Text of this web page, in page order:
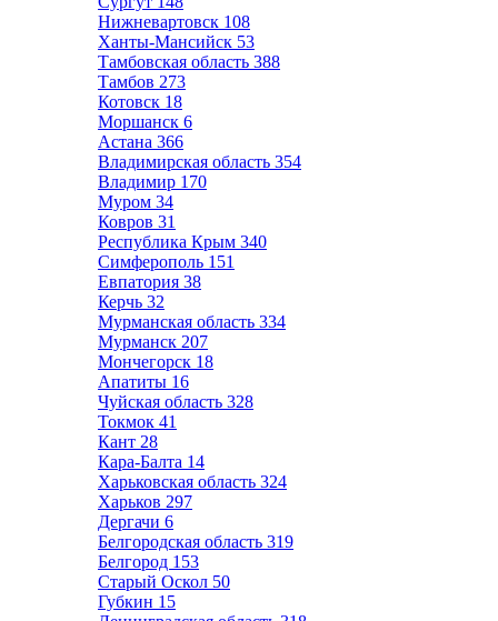
Нижневартовск 108
Ханты-Мансийск 53
Тамбовская область 388
Тамбов 273
Котовск 18
Моршанск 6
Астана 366
Владимирская область 354
Владимир 170
Муром 34
Ковров 31
Республика Крым 340
Симферополь 151
Евпатория 38
Керчь 32
Мурманская область 334
Мурманск 207
Мончегорск 18
Апатиты 16
Чуйская область 328
Токмок 41
Кант 28
Кара-Балта 14
Харьковская область 324
Харьков 297
Дергачи 6
Белгородская область 319
Белгород 153
Старый Оскол 50
Губкин 15